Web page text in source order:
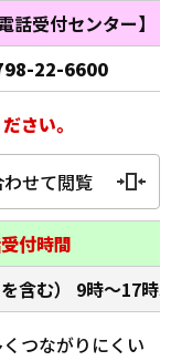
話受付センター】
22-6600
さい。
せて閲覧
付時間
含む） 9時～17時
つながりにくい